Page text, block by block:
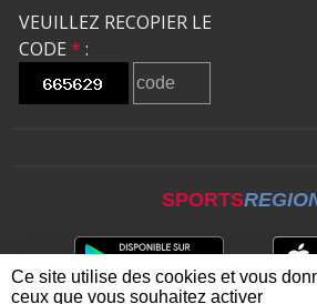
VEUILLEZ RECOPIER LE
CODE * :
SPORTS
Ce site utilise des cookies et vous
ceux que vous souhaitez activer